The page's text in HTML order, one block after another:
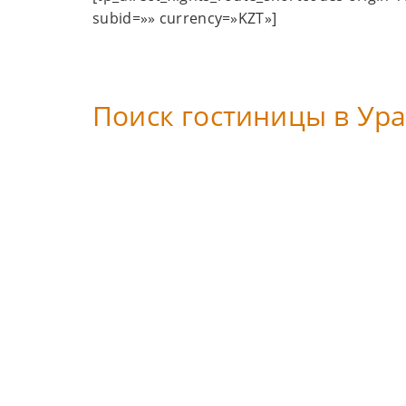
subid=»» currency=»KZT»]
Поиск гостиницы в